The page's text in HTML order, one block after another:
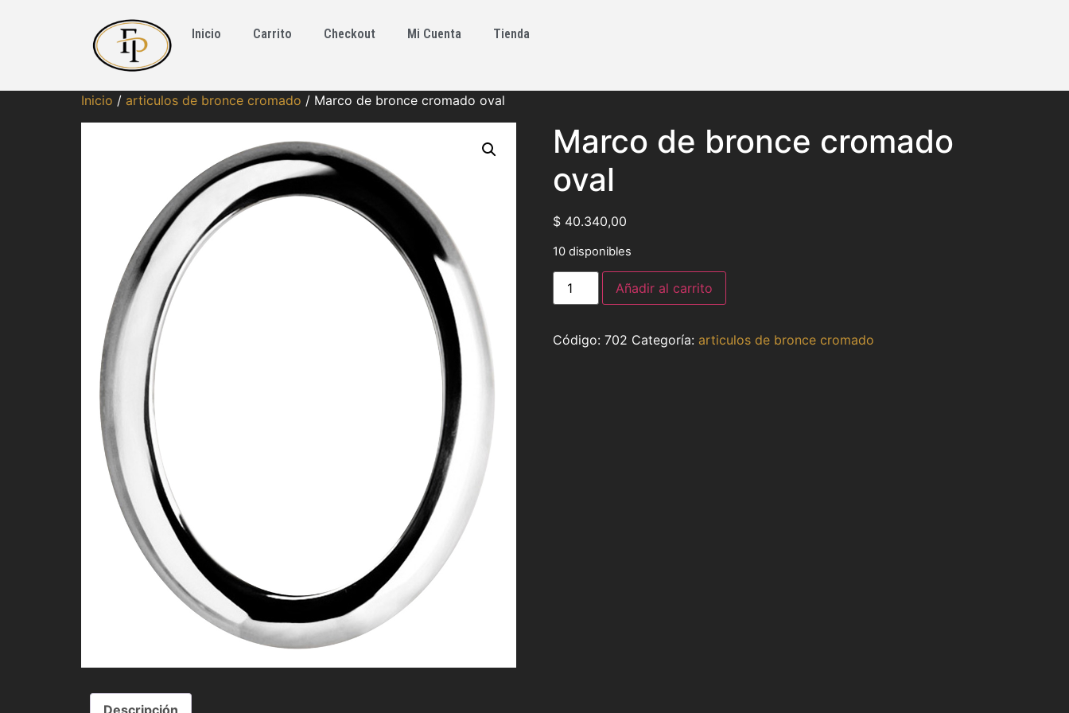
Inicio Carrito Checkout Mi Cuenta Tienda
Inicio / articulos de bronce cromado / Marco de bronce cromado oval
Marco de bronce cromado
oval
$40.340,00
10 disponibles
Añadir al carrito
702 Categoría: articulos de bronce cromado